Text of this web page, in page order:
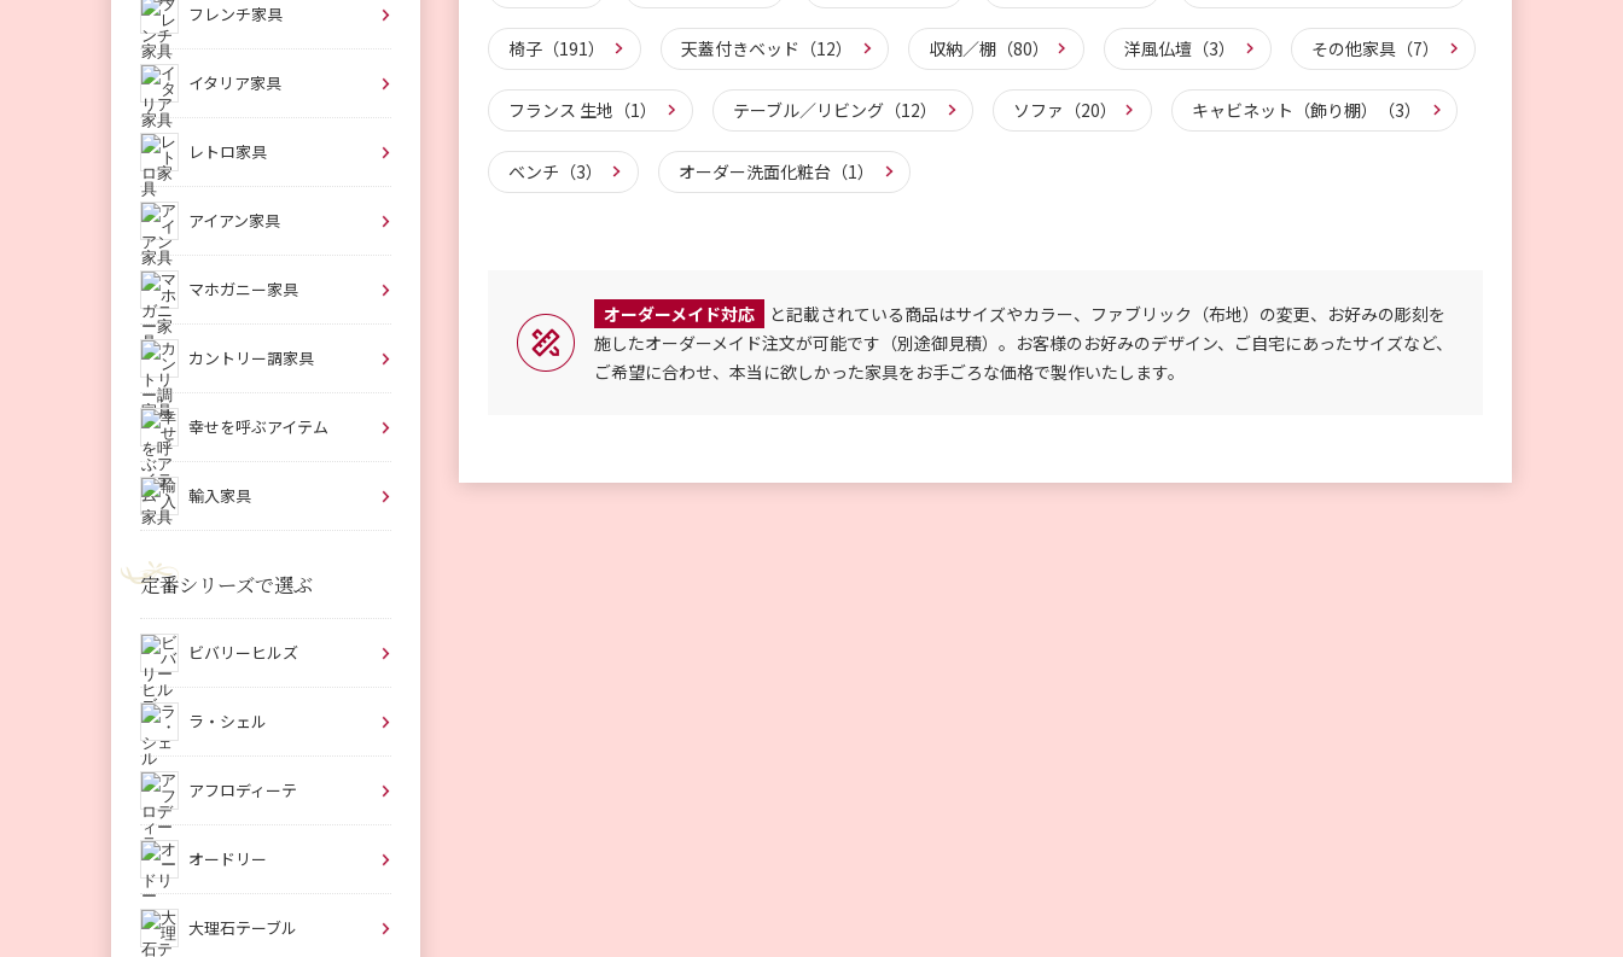
椅子（191） 天蓋付きベッド（12） 収納／棚（80） 洋風仏壇（3） その他家具（7）
フランス 生地（1） テーブル／リビング（12） ソファ（20） キャビネット（飾り棚）（3）
ベンチ（3） オーダー洗面化粧台（1）
オーダーメイド対応
と記載されている商品はサイズやカラー、ファブリック（布地）の変更、お好みの彫刻を
施したオーダーメイド注文が可能です（別途御見積）。お客様のお好みのデザイン、ご自宅にあったサイズなど、
ご希望に合わせ、本当に欲しかった家具をお手ごろな価格で製作いたします。
フレンチ家具
イタリア家具
レトロ家具
アイアン家具
マホガニー家具
カントリー調家具
幸せを呼ぶアイテム
輸入家具
定番シリーズで選ぶ
ビバリーヒルズ
ラ・シェル
アフロディーテ
オードリー
大理石テーブル